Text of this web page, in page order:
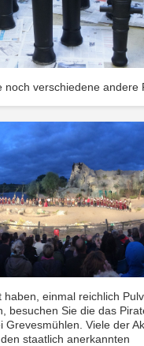
noch verschiedene andere
haben, einmal reichlich
besuchen Sie die das
Grevesmühlen. Viele der
staatlich anerkannten